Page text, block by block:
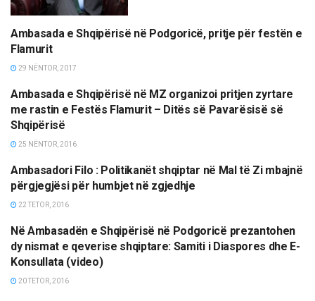
LAJME
Ambasada e Shqipërisë në Podgoricë, pritje për festën e
Flamurit
29 NËNTOR, 2017
LAJME
Ambasada e Shqipërisë në MZ organizoi pritjen zyrtare
me rastin e Festës Flamurit – Ditës së Pavarësisë së
Shqipërisë
25 NËNTOR, 2016
LAJME
Ambasadori Filo : Politikanët shqiptar në Mal të Zi mbajnë
përgjegjësi për humbjet në zgjedhje
22 TETOR, 2016
LAJME
Në Ambasadën e Shqipërisë në Podgoricë prezantohen
dy nismat e qeverise shqiptare: Samiti i Diaspores dhe E-
Konsullata (video)
20 TETOR, 2016